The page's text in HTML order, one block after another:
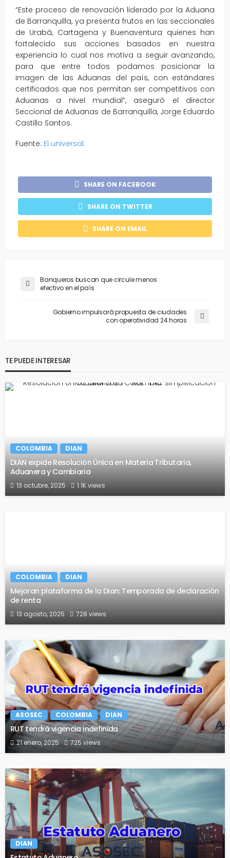
“Este proceso de renovación liderado por la Aduana
de Barranquilla, ya presenta frutos en las seccionales
de Urabá, Cartagena y Buenaventura quienes han
fortalecido sus acciones basados en nuestra
experiencia lo cual nos motiva a seguir avanzando,
para que entre todos podamos posicionar la
imagen de las Aduanas del país, con estándares
certificados que nos permitan ser competitivos con
Aduanas a nivel mundial”, aseguró el director
Seccional de Aduanas de Barranquilla, Jorge Eduardo
Castillo Santos.
Fuente: El universal.
SHARE ON FACEBOOK
SHARE ON TWITTER
SHARE ON EMAIL
Banqueros buscan que circule menos
efectivo en el país
Gobierno impulsará propuesta de ciudades
con operatividad 24 horas
TE PUEDE INTERESAR
COLOMBIA DIAN
DIAN expide Resolución Única en Materia Tributaria,
Aduanera y Cambiaria
13 octubre, 2025 1.1K views
COLOMBIA DIAN
Mejoran plataforma de la Dian: Temporada de declaración
de renta
13 agosto, 2025 728 views
ASOSEC COLOMBIA DIAN
RUT tendrá vigencia indefinida
21 enero, 2025 725 views
DIAN